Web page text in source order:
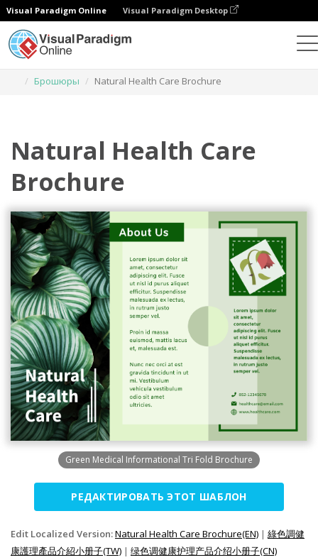
Visual Paradigm Online Visual Paradigm Desktop
Брошюры
Natural Health Care Brochure
Natural Health Care
Brochure
Green Medical Informational Tri Fold Brochure
РЕДАКТИРОВАТЬ ЭТОТ ШАБЛОН
Edit Localized Version:Natural Health Care Brochure(EN) | 綠色調健
康護理產品介紹小册子(TW) | 绿色调健康护理产品介绍小册子(CN)